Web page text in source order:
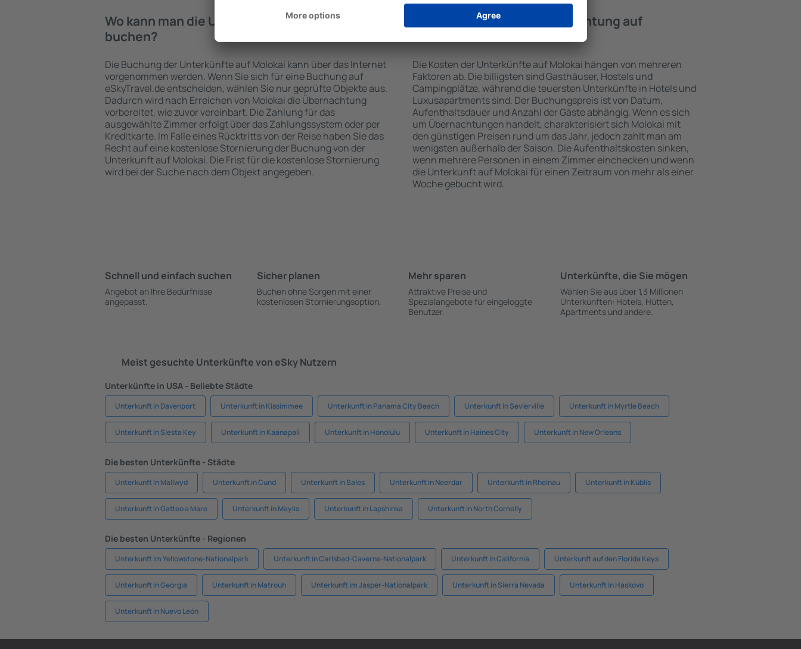
Wo kann man die Unterkünfte auf Molokai
buchen?
Die Buchung der Unterkünfte auf Molokai kann über das Internet
vorgenommen werden. Wenn Sie sich für eine Buchung auf
eSkyTravel.de entscheiden, wählen Sie nur geprüfte Objekte aus.
Dadurch wird nach Erreichen von Molokai die Übernachtung
vorbereitet, wie zuvor vereinbart. Die Zahlung für das
ausgewählte Zimmer erfolgt über das Zahlungssystem oder per
Kreditkarte. Im Falle eines Rücktritts von der Reise haben Sie das
Recht auf eine kostenlose Stornierung der Buchung von der
Unterkunft auf Molokai. Die Frist für die kostenlose Stornierung
wird bei der Suche nach dem Objekt angegeben.
Wie viel kostet eine Übernachtung auf
Die Kosten der Unterkünfte auf Molokai hängen von mehreren
Faktoren ab. Die billigsten sind Gasthäuser, Hostels und
Campingplätze, während die teuersten Unterkünfte in Hotels und
Luxusapartments sind. Der Buchungspreis ist von Datum,
Aufenthaltsdauer und Anzahl der Gäste abhängig. Wenn es sich
um Übernachtungen handelt, charakterisiert sich Molokai mit
den günstigen Preisen rund um das Jahr, jedoch zahlt man am
wenigsten außerhalb der Saison. Die Aufenthaltskosten sinken,
wenn mehrere Personen in einem Zimmer einchecken und wenn
die Unterkunft auf Molokai für einen Zeitraum von mehr als einer
Woche gebucht wird.
Schnell und einfach suchen
Angebot an Ihre Bedürfnisse
angepasst.
Sicher planen
Buchen ohne Sorgen mit einer
kostenlosen Stornierungsoption.
Mehr sparen
Attraktive Preise und
Spezialangebote für eingeloggte
Benutzer.
Unterkünfte, die Sie mögen
Wählen Sie aus über 1,3 Millionen
Unterkünften: Hotels, Hütten,
Apartments und andere.
Meist gesuchte Unterkünfte von eSky Nutzern
Unterkünfte in USA - Beliebte Städte
Unterkunft in Davenport Unterkunft in Kissimmee Unterkunft in Panama City Beach Unterkunft in Sevierville Unterkunft in Myrtle Beach
Unterkunft in Siesta Key Unterkunft in Kaanapali Unterkunft in Honolulu Unterkunft in Haines City Unterkunft in New Orleans
Die besten Unterkünfte - Städte
Unterkunft in Mallwyd Unterkunft in Cund Unterkunft in Sales Unterkunft in Neerdar Unterkunft in Rheinau Unterkunft in Küblis
Unterkunft in Gatteo a Mare Unterkunft in Maylis Unterkunft in Lapshinka Unterkunft in North Cornelly
Die besten Unterkünfte - Regionen
Unterkunft im Yellowstone-Nationalpark Unterkunft in Carlsbad-Caverns-Nationalpark Unterkunft in California Unterkunft auf den Florida Keys
Unterkunft in Georgia Unterkunft in Matrouh Unterkunft im Jasper-Nationalpark Unterkunft in Sierra Nevada Unterkunft in Haskovo
Unterkunft in Nuevo León